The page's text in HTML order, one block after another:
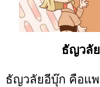
ธัญวลั
ธัญวลัยอีบุ๊ก คือแ